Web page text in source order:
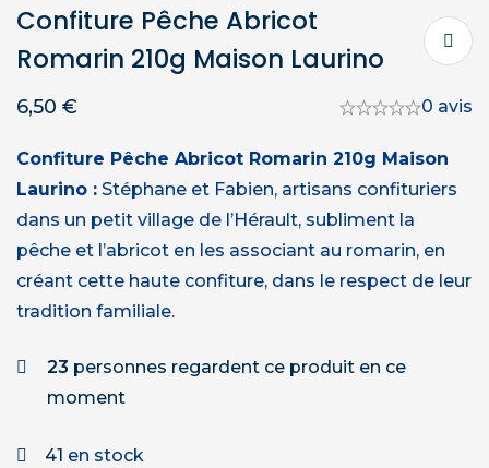
Confiture Pêche Abricot
Romarin 210g Maison Laurino
6,50 € 0 avis
Confiture Pêche Abricot Romarin 210g Maison
Laurino : Stéphane et Fabien, artisans confituriers
dans un petit village de l’Hérault, subliment la
pêche et l’abricot en les associant au romarin, en
créant cette haute confiture, dans le respect de leur
tradition familiale.
23 personnes regardent ce produit en ce
moment
41 en stock